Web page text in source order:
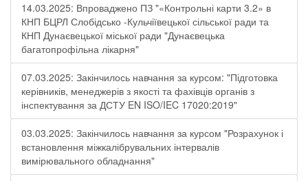
14.03.2025: Впроваджено ПЗ "«Контрольні карти 3.2» в
КНП БЦРЛ Слобідсько -Кульчіївецької сільської ради та
КНП Дунаєвецької міської ради "Дунаєвецька
багатопрофільна лікарня"
07.03.2025: Закінчилось навчання за курсом: "Підготовка
керівників, менеджерів з якості та фахівців органів з
інспектування за ДСТУ EN ISO/IEC 17020:2019"
03.03.2025: Закінчилось навчання за курсом "Розрахунок і
встановлення міжкалібрувальних інтервалів
вимірювального обладнання"